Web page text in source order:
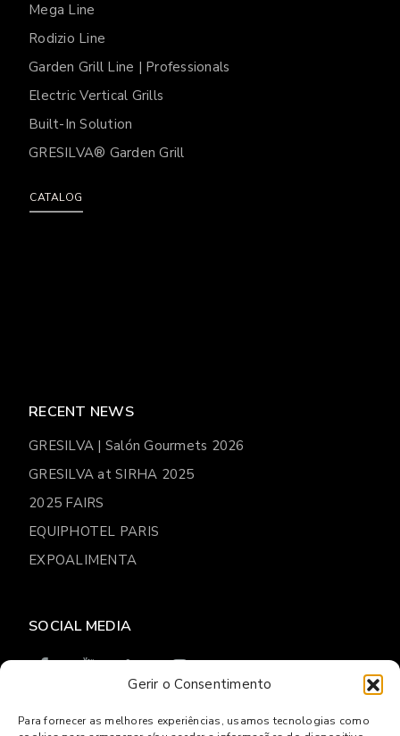
Gerir o Consentimento
Para fornecer as melhores experiências, usamos tecnologias como
Mega Line
Rodizio Line
Garden Grill Line | Professionals
Electric Vertical Grills
Built-In Solution
GRESILVA® Garden Grill
CATALOG
RECENT NEWS
GRESILVA | Salón Gourmets 2026
GRESILVA at SIRHA 2025
2025 FAIRS
EQUIPHOTEL PARIS
EXPOALIMENTA
SOCIAL MEDIA